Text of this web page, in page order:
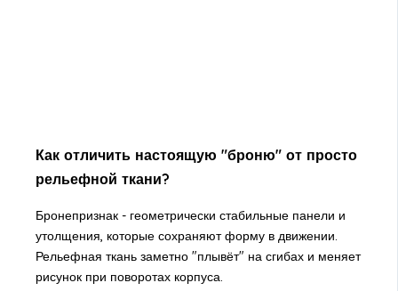
Как отличить настоящую "броню" от просто
рельефной ткани?
Бронепризнак - геометрически стабильные панели и
утолщения, которые сохраняют форму в движении.
Рельефная ткань заметно "плывёт" на сгибах и меняет
рисунок при поворотах корпуса.